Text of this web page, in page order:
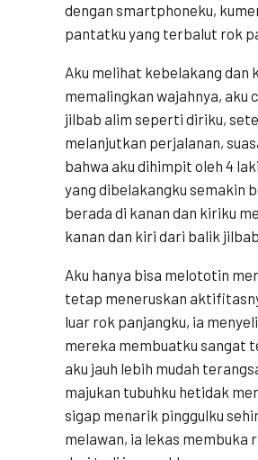
dengan smartphoneku,
pantatku yang terbalut rok
Aku melihat kebelakang
memalingkan wajahnya, aku
jilbab alim seperti diriku,
melanjutkan perjalanan,
bahwa aku dihimpit oleh 4
yang dibelakangku semakin
berada di kanan dan kiriku
kanan dan kiri dari balik
Aku hanya bisa melototin
tetap meneruskan
luar rok panjangku, ia
mereka membuatku sangat
aku jauh lebih mudah
majukan tubuhku hetidak
sigap menarik pinggulku
melawan, ia lekas membuka